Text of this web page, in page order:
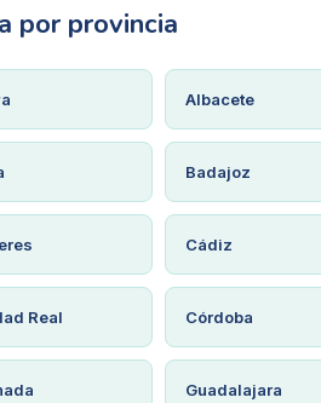
por provincia
Albacete
Badajoz
Cádiz
Real Córdoba
Guadalajara